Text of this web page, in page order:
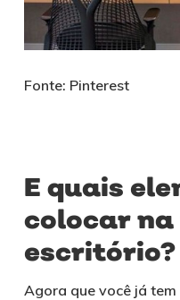
Fonte: Pinterest
E quais
colocar na
escritório?
Agora que você já